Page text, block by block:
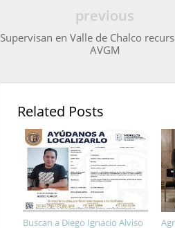
previous
Supervisan en Valle de Chalco
AVGM
Related Posts
Buscan a Diego Ignacio Alviso